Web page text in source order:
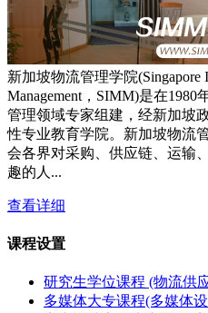
新加坡物流管理学院(Singapore
Management，SIMM)是在
管理领域专家组建，经新加坡
性专业教育学院。新加坡物流
会各界对采购、供应链、运输
趣的人...
查看详细
课程设置
研究生学位课程 (物流供
多媒体大专课程(多媒体